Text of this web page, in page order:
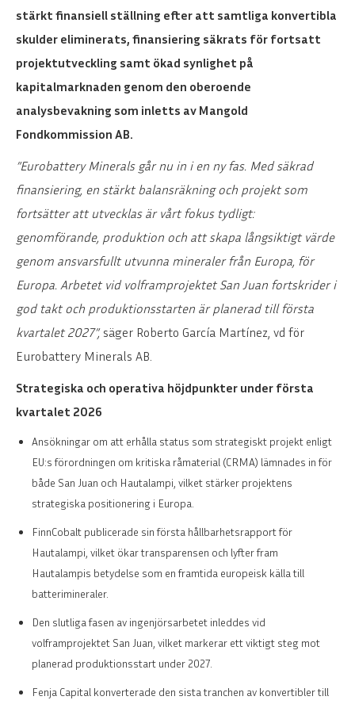
stärkt finansiell ställning efter att samtliga konvertibla
skulder eliminerats, finansiering säkrats för fortsatt
projektutveckling samt ökad synlighet på
kapitalmarknaden genom den oberoende
analysbevakning som inletts av Mangold
Fondkommission AB.
”Eurobattery Minerals går nu in i en ny fas. Med säkrad
finansiering, en stärkt balansräkning och projekt som
fortsätter att utvecklas är vårt fokus tydligt:
genomförande, produktion och att skapa långsiktigt värde
genom ansvarsfullt utvunna mineraler från Europa, för
Europa. Arbetet vid volframprojektet San Juan fortskrider i
god takt och produktionsstarten är planerad till första
kvartalet 2027”, säger Roberto García Martínez, vd för
Eurobattery Minerals AB.
Strategiska och operativa höjdpunkter under första
kvartalet 2026
Ansökningar om att erhålla status som strategiskt projekt enligt
EU:s förordningen om kritiska råmaterial (CRMA) lämnades in för
både San Juan och Hautalampi, vilket stärker projektens
strategiska positionering i Europa.
FinnCobalt publicerade sin första hållbarhetsrapport för
Hautalampi, vilket ökar transparensen och lyfter fram
Hautalampis betydelse som en framtida europeisk källa till
batterimineraler.
Den slutliga fasen av ingenjörsarbetet inleddes vid
volframprojektet San Juan, vilket markerar ett viktigt steg mot
planerad produktionsstart under 2027.
Fenja Capital konverterade den sista tranchen av konvertibler till